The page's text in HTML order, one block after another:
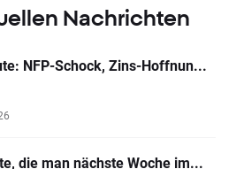
Nachrichten
NFP-Schock, Zins-Hoffnun...
die man nächste Woche im...